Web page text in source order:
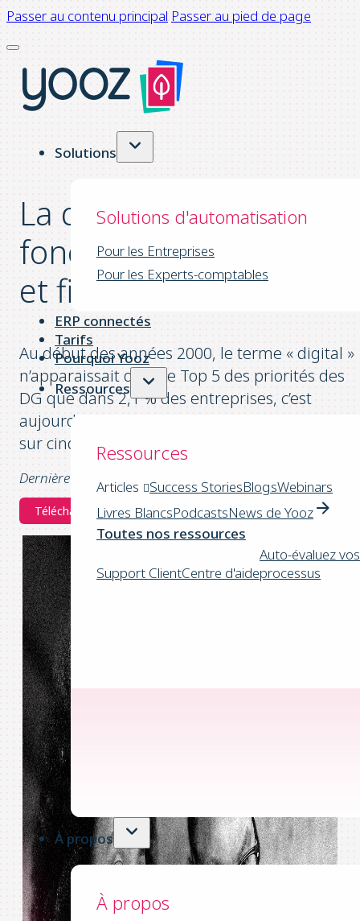
Passer au contenu principal Passer au pied de page
Solutions
Solutions d'automatisation
Pour les Entreprises
Pour les Experts-comptables
ERP connectés
Tarifs
Pourquoi Yooz
Ressources
Ressources
Articles Success StoriesBlogsWebinars
Livres BlancsPodcastsNews de Yooz
Toutes nos ressources
Support ClientCentre d'aide
Auto-évaluez vos
processus
À propos
À propos
La digitalisation des
fonctions comptables
et financières
Au début des années 2000, le terme « digital »
n’apparaissait dans le Top 5 des priorités des
DG que dans 2,1 % des entreprises, c’est
aujourd’hui le cas dans presqu’une entreprise
sur cinq.
Dernière mise à jour : 02/2026
Télécharger l'E-Book Facture Electronique !